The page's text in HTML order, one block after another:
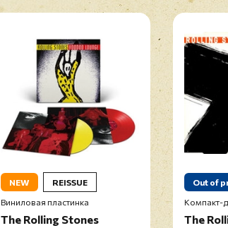
NEW
REISSUE
Виниловая пластинка
The Rolling Stones
Out of
Компакт-
The